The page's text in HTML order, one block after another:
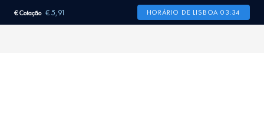
€ Cotação € 5,91 HORÁRIO DE LISBOA 03:34